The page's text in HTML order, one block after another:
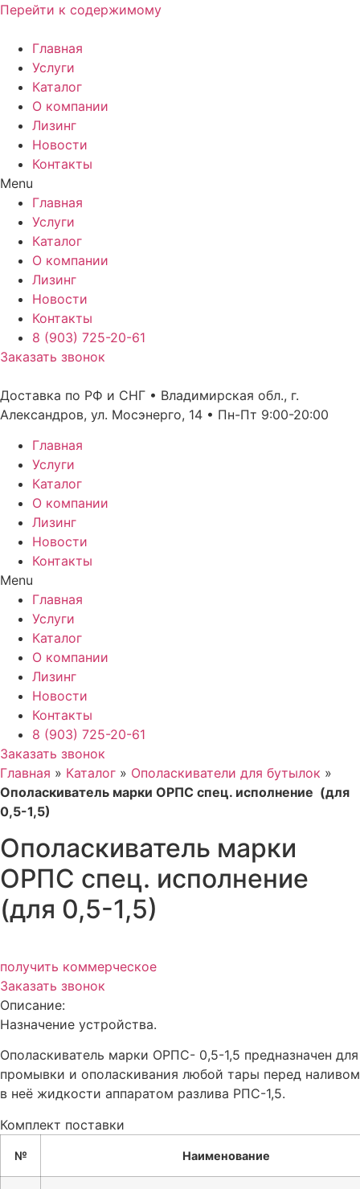
Перейти к содержимому
Главная
Услуги
Каталог
О компании
Лизинг
Новости
Контакты
Menu
Главная
Услуги
Каталог
О компании
Лизинг
Новости
Контакты
8 (903) 725-20-61
Заказать звонок
Доставка по РФ и СНГ • Владимирская обл., г.
Александров, ул. Мосэнерго, 14 • Пн-Пт 9:00-20:00
Главная
Услуги
Каталог
О компании
Лизинг
Новости
Контакты
Menu
Главная
Услуги
Каталог
О компании
Лизинг
Новости
Контакты
8 (903) 725-20-61
Заказать звонок
Главная » Каталог » Ополаскиватели для бутылок »
Ополаскиватель марки ОРПС спец. исполнение (для
0,5-1,5)
Ополаскиватель марки
ОРПС спец. исполнение
(для 0,5-1,5)
получить коммерческое
Заказать звонок
Описание:
Назначение устройства.
Ополаскиватель марки ОРПС- 0,5-1,5 предназначен для
промывки и ополаскивания любой тары перед наливом
в неё жидкости аппаратом разлива РПС-1,5.
Комплект поставки
№ Наименование